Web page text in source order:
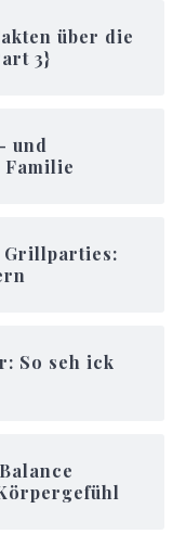
über die
3}
und
Familie
Grillparties:
So seh ick